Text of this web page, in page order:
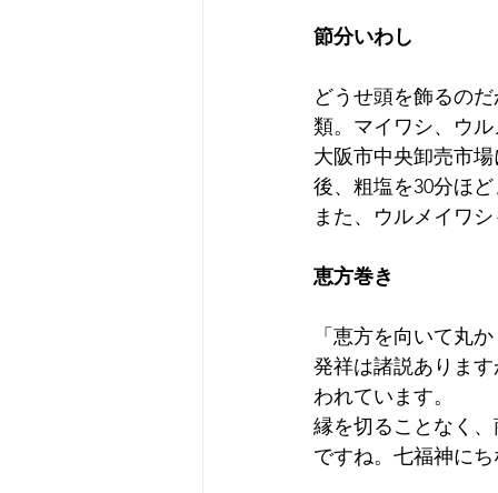
節分いわし
どうせ頭を飾るの
類。マイワシ、ウ
大阪市中央卸売市
後、粗塩を30分ほ
また、ウルメイワ
恵方巻き
「恵方を向いて丸
発祥は諸説ありま
われています。
縁を切ることなく
ですね。七福神に